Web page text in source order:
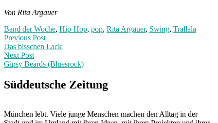
Von Rita Argauer
Band der Woche, Hip-Hop, pop, Rita Argauer, Swing, Trallala
Post
navigation
Previous PostPrevious
post:
Das bisschen Lack
Next Post
Gipsy Beards (Bluesrock)
Post:
Süddeutsche Zeitung
München lebt. Viele junge Menschen machen den Alltag in der